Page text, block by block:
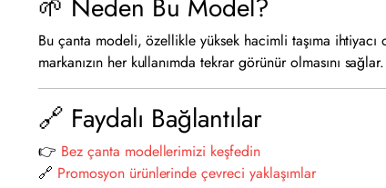
🌱 Neden Bu Model?
Bu çanta modeli, özellikle yüksek hacimli taşıma
markanızın her kullanımda tekrar görünür olmasını
🔗 Faydalı Bağlantılar
👉 Bez çanta modellerimizi keşfedin
🔗 Promosyon ürünlerinde çevreci yaklaşımlar